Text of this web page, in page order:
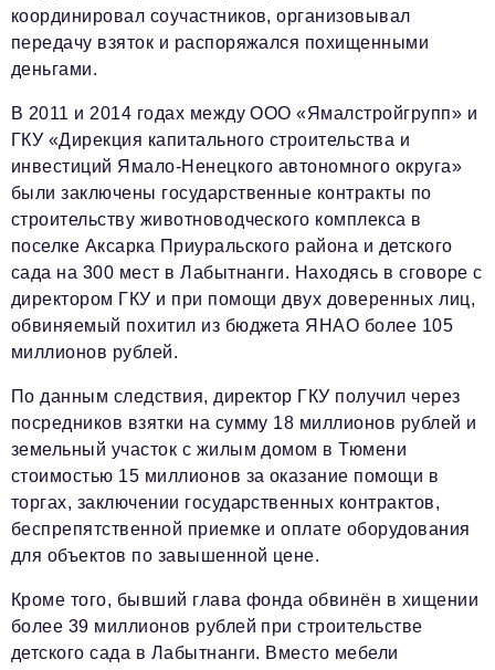
координировал соучастников, организовывал
передачу взяток и распоряжался похищенными
деньгами.
В 2011 и 2014 годах между ООО «Ямалстройгрупп» и
ГКУ «Дирекция капитального строительства и
инвестиций Ямало-Ненецкого автономного округа»
были заключены государственные контракты по
строительству животноводческого комплекса в
поселке Аксарка Приуральского района и детского
сада на 300 мест в Лабытнанги. Находясь в сговоре с
директором ГКУ и при помощи двух доверенных лиц,
обвиняемый похитил из бюджета ЯНАО более 105
миллионов рублей.
По данным следствия, директор ГКУ получил через
посредников взятки на сумму 18 миллионов рублей и
земельный участок с жилым домом в Тюмени
стоимостью 15 миллионов за оказание помощи в
торгах, заключении государственных контрактов,
беспрепятственной приемке и оплате оборудования
для объектов по завышенной цене.
Кроме того, бывший глава фонда обвинён в хищении
более 39 миллионов рублей при строительстве
детского сада в Лабытнанги. Вместо мебели